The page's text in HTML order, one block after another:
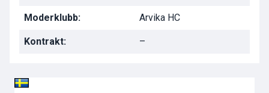
Moderklubb: Arvika HC
Kontrakt: –